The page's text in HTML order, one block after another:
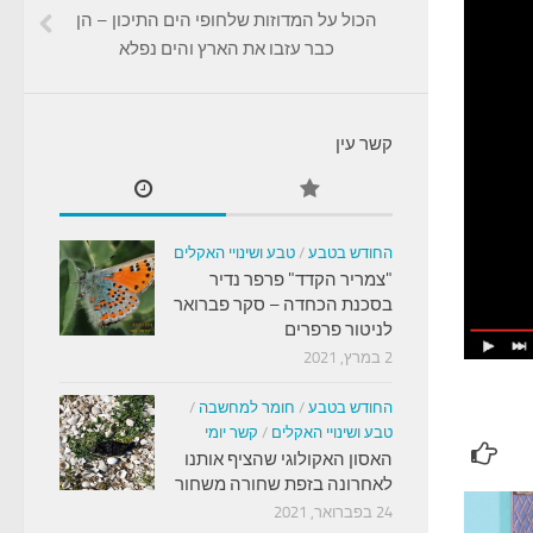
הכול על המדוזות שלחופי הים התיכון – הן
כבר עזבו את הארץ והים נפלא
קשר עין
החודש בטבע / טבע ושינויי האקלים
"צמריר הקדד" פרפר נדיר
בסכנת הכחדה – סקר פברואר
לניטור פרפרים
2 במרץ, 2021
החודש בטבע / חומר למחשבה /
טבע ושינויי האקלים / קשר יומי
האסון האקולוגי שהציף אותנו
לאחרונה בזפת שחורה משחור
24 בפברואר, 2021